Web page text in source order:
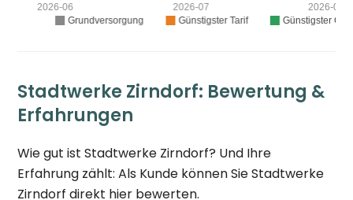
Stadtwerke Zirndorf: Bewertung &
Erfahrungen
Wie gut ist Stadtwerke Zirndorf? Und Ihre
Erfahrung zählt: Als Kunde können Sie Stadtwerke
Zirndorf direkt hier bewerten.